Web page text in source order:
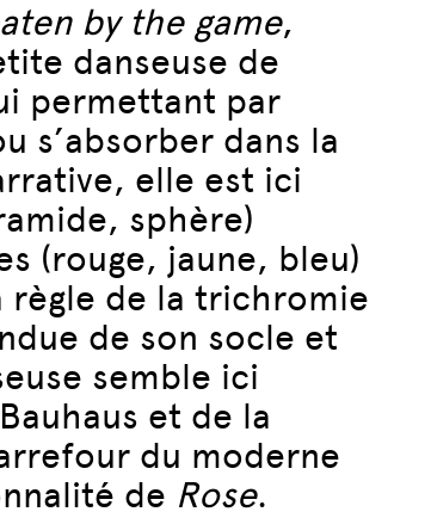
by the game,
danseuse de
permettant par
s’absorber dans la
elle est ici
sphère)
(rouge, jaune, bleu)
règle de la trichromie
de son socle et
semble ici
et de la
du moderne
de Rose.